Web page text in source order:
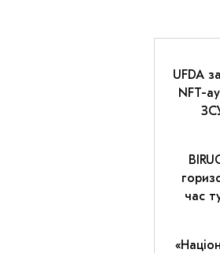
Carpathian Cult про різдвяні
UFDA
NFT-
час